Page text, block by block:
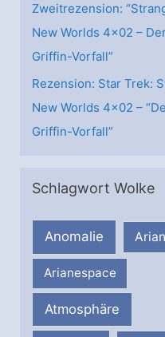
Zweitrezension:
New Worlds 4×02 –
Griffin-Vorfall”
Rezension: Star Trek:
New Worlds 4×02 –
Griffin-Vorfall”
Schlagwort Wolke
Anomalie
Arianespace
Atmosphäre